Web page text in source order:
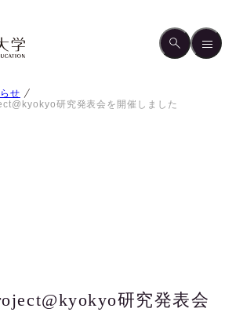
せ
研究発表会を開催しました
研究発表会